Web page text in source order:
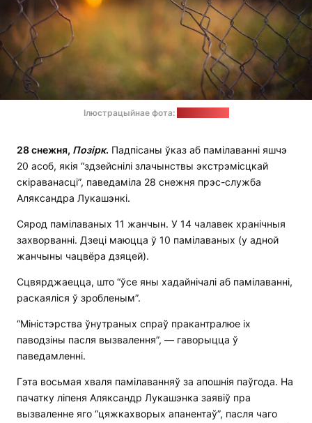
Ілюстрацыйнае фота:
28 снежня, Позірк. Падпісаны ўказ аб памілаванні яшчэ
20 асоб, якія “здзейснілі злачынствы экстрэмісцкай
скіраванасці”, паведаміла 28 снежня прэс-служба
Аляксандра Лукашэнкі.
Сярод памілаваных 11 жанчын. У 14 чалавек хранічныя
захворванні. Дзеці маюцца ў 10 памілаваных (у адной
жанчыны чацвёра дзяцей).
Сцвярджаецца, што “ўсе яны хадайнічалі аб памілаванні,
раскаяліся ў зробленым”.
“Міністэрства ўнутраных спраў пракантралюе іх
паводзіны пасля вызвалення”, — гаворыцца ў
паведамленні.
Гэта восьмая хваля памілаванняў за апошнія паўгода. На
пачатку ліпеня Аляксандр Лукашэнка заявіў пра
вызваленне яго “цяжкахворых апанентаў”, пасля чаго